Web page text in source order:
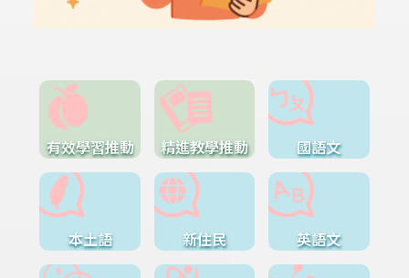
有效學習推動 精進教學推動 國語文
本土語 新住民 英語文